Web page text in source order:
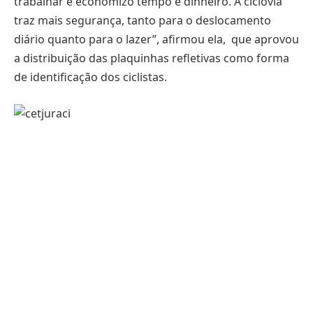
traz mais segurança, tanto para o deslocamento
diário quanto para o lazer”, afirmou ela, que aprovou
a distribuição das plaquinhas refletivas como forma
de identificação dos ciclistas.